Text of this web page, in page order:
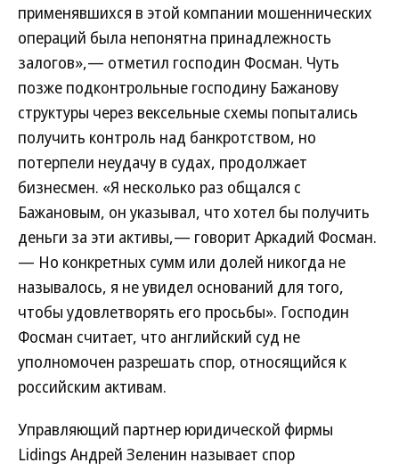
применявшихся в этой компании мошеннических
операций была непонятна принадлежность
залогов»,— отметил господин Фосман. Чуть
позже подконтрольные господину Бажанову
структуры через вексельные схемы попытались
получить контроль над банкротством, но
потерпели неудачу в судах, продолжает
бизнесмен. «Я несколько раз общался с
Бажановым, он указывал, что хотел бы получить
деньги за эти активы,— говорит Аркадий Фосман.
— Но конкретных сумм или долей никогда не
называлось, я не увидел оснований для того,
чтобы удовлетворять его просьбы». Господин
Фосман считает, что английский суд не
уполномочен разрешать спор, относящийся к
российским активам.
Управляющий партнер юридической фирмы
Lidings Андрей Зеленин называет спор